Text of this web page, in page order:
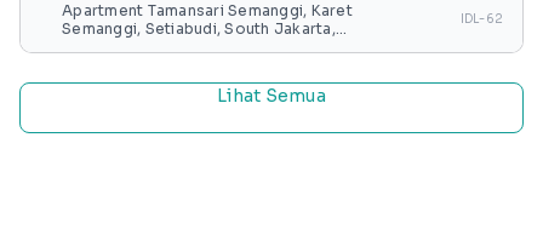
Apartment Tamansari Semanggi, Karet
Semanggi, Setiabudi, South Jakarta,
IDL-62
Lihat Semua